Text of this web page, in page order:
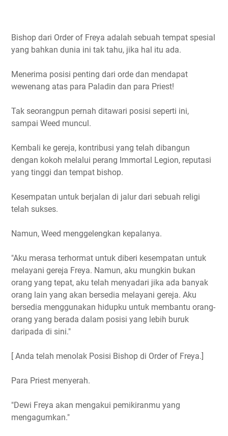
Bishop dari Order of Freya adalah sebuah tempat spesial
yang bahkan dunia ini tak tahu, jika hal itu ada.
Menerima posisi penting dari orde dan mendapat
wewenang atas para Paladin dan para Priest!
Tak seorangpun pernah ditawari posisi seperti ini,
sampai Weed muncul.
Kembali ke gereja, kontribusi yang telah dibangun
dengan kokoh melalui perang Immortal Legion, reputasi
yang tinggi dan tempat bishop.
Kesempatan untuk berjalan di jalur dari sebuah religi
telah sukses.
Namun, Weed menggelengkan kepalanya.
"Aku merasa terhormat untuk diberi kesempatan untuk
melayani gereja Freya. Namun, aku mungkin bukan
orang yang tepat, aku telah menyadari jika ada banyak
orang lain yang akan bersedia melayani gereja. Aku
bersedia menggunakan hidupku untuk membantu orang-
orang yang berada dalam posisi yang lebih buruk
daripada di sini."
[ Anda telah menolak Posisi Bishop di Order of Freya.]
Para Priest menyerah.
"Dewi Freya akan mengakui pemikiranmu yang
mengagumkan."